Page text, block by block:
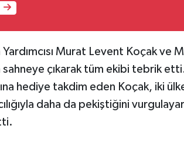
Murat Levent Koçak ve
çıkarak tüm ekibi tebrik
hediye takdim eden Koçak, iki
daha da pekiştiğini